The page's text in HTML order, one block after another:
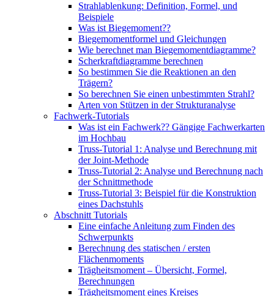
Strahlablenkung: Definition, Formel, und
Beispiele
Was ist Biegemoment??
Biegemomentformel und Gleichungen
Wie berechnet man Biegemomentdiagramme?
Scherkraftdiagramme berechnen
So bestimmen Sie die Reaktionen an den
Trägern?
So berechnen Sie einen unbestimmten Strahl?
Arten von Stützen in der Strukturanalyse
Fachwerk-Tutorials
Was ist ein Fachwerk?? Gängige Fachwerkarten
im Hochbau
Truss-Tutorial 1: Analyse und Berechnung mit
der Joint-Methode
Truss-Tutorial 2: Analyse und Berechnung nach
der Schnittmethode
Truss-Tutorial 3: Beispiel für die Konstruktion
eines Dachstuhls
Abschnitt Tutorials
Eine einfache Anleitung zum Finden des
Schwerpunkts
Berechnung des statischen / ersten
Flächenmoments
Trägheitsmoment – ​​Übersicht, Formel,
Berechnungen
Trägheitsmoment eines Kreises